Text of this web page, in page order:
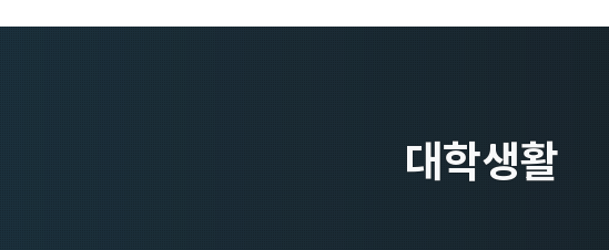
학부장 인사말
교수
역대학부장
연구실/연구소
대학생활